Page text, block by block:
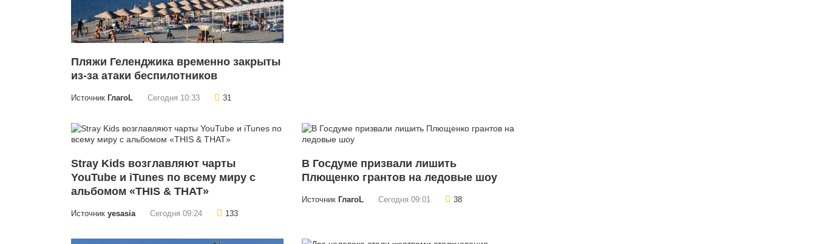
Пляжи Геленджика временно закрыты
из-за атаки беспилотников
Источник ГлагоL Сегодня 10:33 31
Stray Kids возглавляют чарты
YouTube и iTunes по всему миру с
альбомом «THIS & THAT»
Источник yesasia Сегодня 09:24 133
В Госдуме призвали лишить
Плющенко грантов на ледовые шоу
Источник ГлагоL Сегодня 09:01 38